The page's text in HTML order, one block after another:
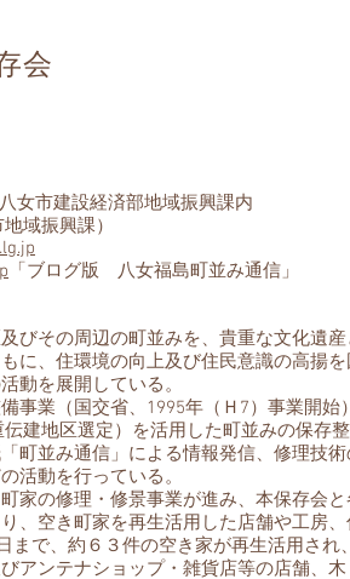
会
女市建設経済部地域振興課内
域振興課）
「ブログ版 八女福島町並み通信」
びその周辺の町並みを、貴重な文化遺
に、住環境の向上及び住民意識の高揚
動を展開している。
事業（国交省、1995年（Ｈ7）事業開始
建地区選定）を活用した町並みの保存
町並み通信」による情報発信、修理技
活動を行っている。
家の修理・修景事業が進み、本保存会
、空き町家を再生活用した店舗や工房、
まで、約６３件の空き家が再生活用され
アンテナショップ・雑貨店等の店舗、